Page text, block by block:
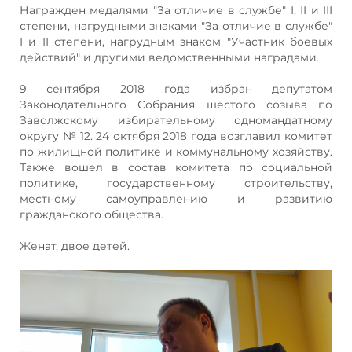
Награжден медалями "За отличие в службе" I, II и III
степени, нагрудными знаками "За отличие в службе"
I и II степени, нагрудным знаком "Участник боевых
действий" и другими ведомственными наградами.
9 сентября 2018 года избран депутатом
Законодательного Собрания шестого созыва по
Заволжскому избирательному одномандатному
округу № 12. 24 октября 2018 года возглавил комитет
по жилищной политике и коммунальному хозяйству.
Также вошел в состав комитета по социальной
политике, государственному строительству,
местному самоуправлению и развитию
гражданского общества.
Женат, двое детей.